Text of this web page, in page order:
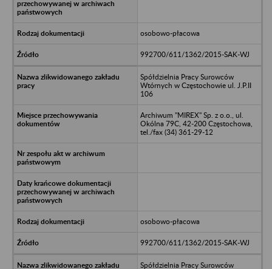
osobowo-płacowa
992700/611/1362/2015-SAK-WJ
Spółdzielnia Pracy Surowców
Wtórnych w Częstochowie ul. J.P.II
106
Archiwum "MIREX" Sp. z o.o., ul.
Okólna 79C, 42-200 Częstochowa,
tel./fax (34) 361-29-12
osobowo-płacowa
992700/611/1362/2015-SAK-WJ
Spółdzielnia Pracy Surowców